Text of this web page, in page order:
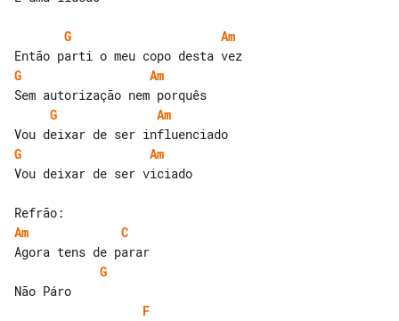
G
Am
G
Am
G
Am
G
Am
Vou deixar de ser viciado
Am
C
G
F